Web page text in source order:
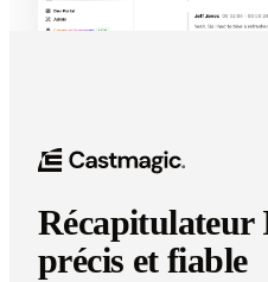
Récapitulateur
précis et fiable